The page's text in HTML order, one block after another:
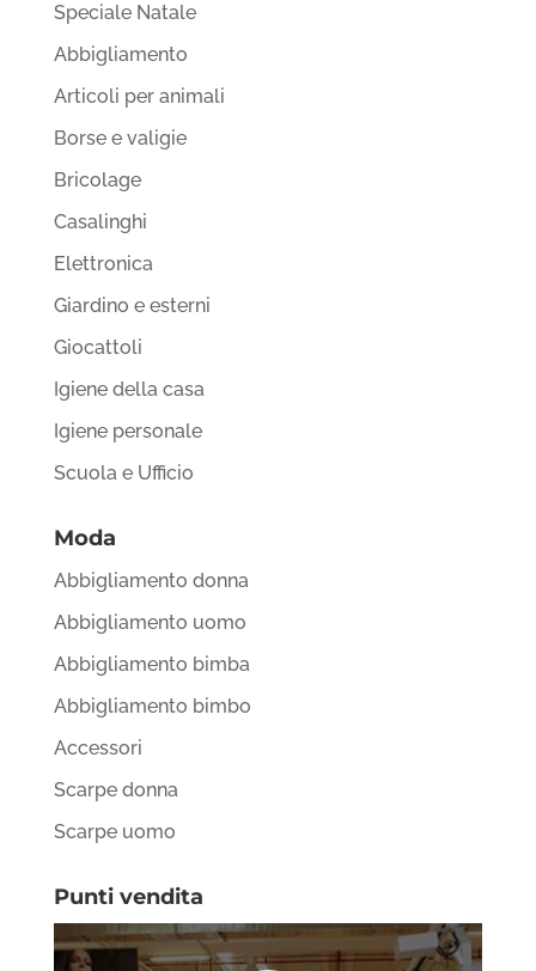
Speciale Natale
Abbigliamento
Articoli per animali
Borse e valigie
Bricolage
Casalinghi
Elettronica
Giardino e esterni
Giocattoli
Igiene della casa
Igiene personale
Scuola e Ufficio
Moda
Abbigliamento donna
Abbigliamento uomo
Abbigliamento bimba
Abbigliamento bimbo
Accessori
Scarpe donna
Scarpe uomo
Punti vendita